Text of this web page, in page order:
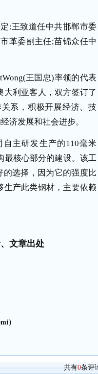
:王致道任中共邯郸市委
革委副主任;苗锦众任中
王国忠)率领的代表
大利亚客人，双方签订了
系，积极开展经济、技
济发展和社会进步。
自主研发生产的110毫米
最核心部分的建设。该工
的选择，因为它的强度比
生产此类钢材，主要依赖
文章出处
）
共有0条评